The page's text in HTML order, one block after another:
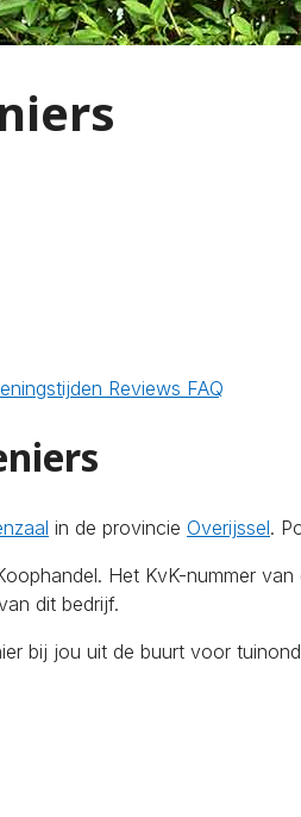
Reviews FAQ
in de provincie Overijssel.
Het KvK-nummer
dit bedrijf.
bij jou uit de buurt voor